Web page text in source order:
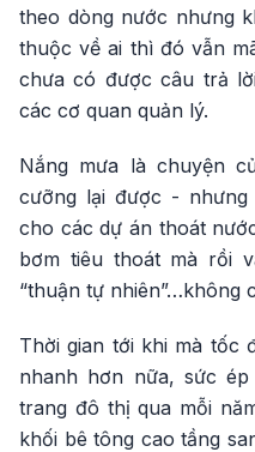
theo dòng nước nhưng
thuộc về ai thì đó vẫn
chưa có được câu trả
các cơ quan quản lý.
Nắng mưa là chuyện
cưỡng lại được -
cho các dự án thoát
bơm tiêu thoát mà rồi
“thuận tự nhiên”…không
Thời gian tới khi mà tốc
nhanh hơn nữa, sức
trang đô thị qua mỗi
khối bê tông cao tầng